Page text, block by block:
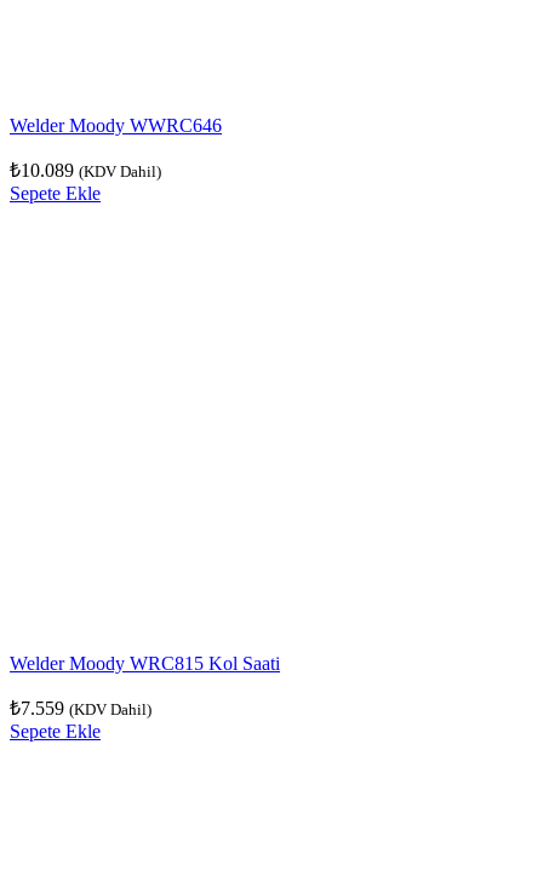
Welder Moody WWRC646
₺10.089 (KDV Dahil)
Sepete Ekle
Welder Moody WRC815 Kol Saati
₺7.559 (KDV Dahil)
Sepete Ekle